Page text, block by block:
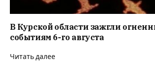
В Курской области зажгли
событиям 6-го августа
Читать далее